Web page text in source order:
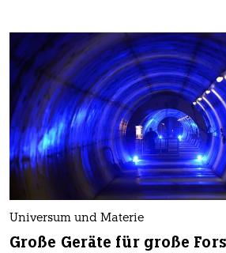
Universum und Materie
Große Geräte für große